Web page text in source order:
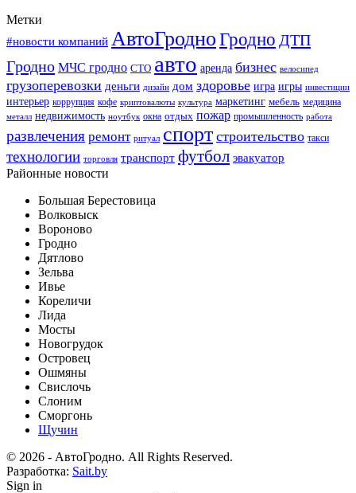
Метки
#новости компаний АвтоГродноГродно ДТП
Гродно МЧС гродно СТО авто аренда бизнес велосипед
грузоперевозки деньги дизайн дом здоровье игра игры инвестиции
интерьер коррупция кофе криптовалюты культура маркетинг мебель медицина
металл недвижимость ноутбук окна отдых пожар промышленность работа
развлечения ремонт ритуал спорт строительство такси
технологии торговля транспорт футбол эвакуатор
Районные новости
Большая Берестовица
Волковыск
Вороново
Гродно
Дятлово
Зельва
Ивье
Кореличи
Лида
Мосты
Новогрудок
Островец
Ошмяны
Свислочь
Слоним
Сморгонь
Щучин
© 2026 - АвтоГродно. All Rights Reserved.
Разработка: Sait.by
Sign in